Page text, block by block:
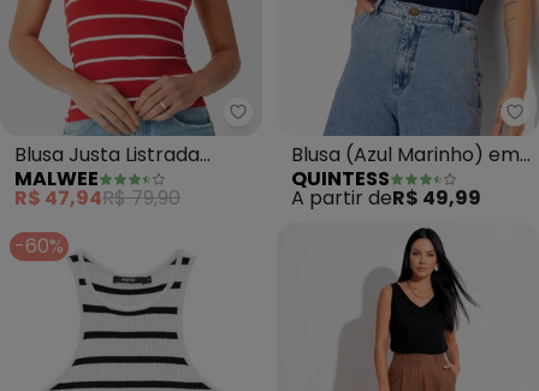
Malwee - Blusa Justa Listrada
Blusa Justa Listrada
(Vermelho)
MALWEE
R$ 47,94R$ 79,90
Blusa (Azul Marinho) em
Microflex
QUINTESS
A partir deR$ 49,99
-60%